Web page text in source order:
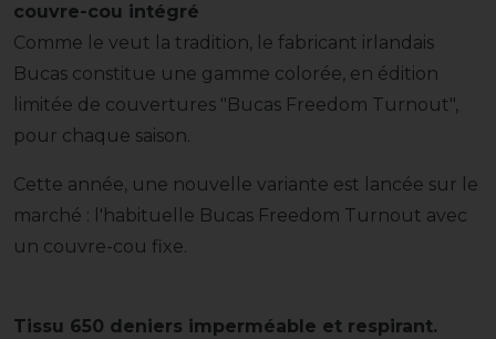
couvre-cou intégré
Comme le veut la tradition, le fabricant irlandais
Bucas constitue une gamme colorée, en édition
limitée de couvertures "Bucas Freedom Turnout",
pour chaque saison.
Cette année, une nouvelle variante est lancée sur le
marché : l'habituelle Bucas Freedom Turnout avec
un couvre-cou fixe.
Tissu 650 deniers imperméable et respirant.